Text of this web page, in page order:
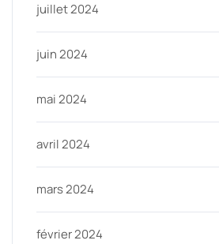
juillet 2024
juin 2024
mai 2024
avril 2024
mars 2024
février 2024